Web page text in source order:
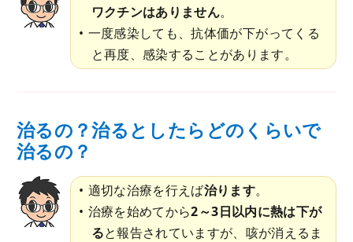
ワクチンはありません。
一度感染しても、抗体価が下がってくる
と再度、感染することがあります。
治るの？治るとしたらどのくらいで
治るの？
適切な治療を行えば治ります。
治療を始めてから2～3日以内に熱は下が
ると報告されていますが、咳が消えるま